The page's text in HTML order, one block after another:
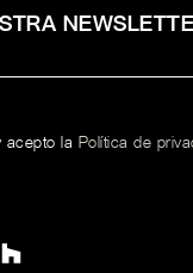
acepto la Política de